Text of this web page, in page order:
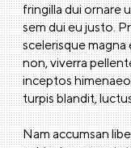
fringilla dui ornare
sem dui eu justo.
scelerisque
non, viverra
inceptos
turpis blandit,
Nam accumsan